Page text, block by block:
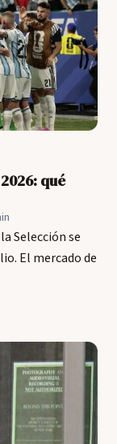
qué
Selección se
El mercado de